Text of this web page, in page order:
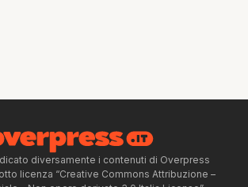
diversamente i contenuti di Overpress
licenza “Creative Commons Attribuzione –